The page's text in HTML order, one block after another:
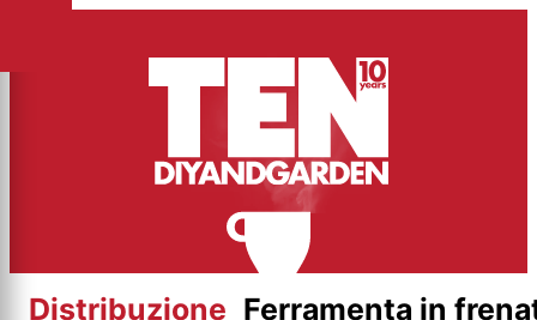
contenuto
Distribuzione Ferramenta in